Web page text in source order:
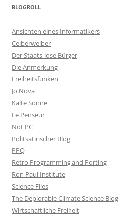
BLOGROLL
Ansichten eines Informatikers
Ceiberweiber
Der Staats-lose Bürger
Die Anmerkung
Freiheitsfunken
Jo Nova
Kalte Sonne
Le Penseur
Not PC
Politsatirischer Blog
PPQ
Retro Programming and Porting
Ron Paul Institute
Science Files
The Deplorable Climate Science Blog
Wirtschaftliche Freiheit